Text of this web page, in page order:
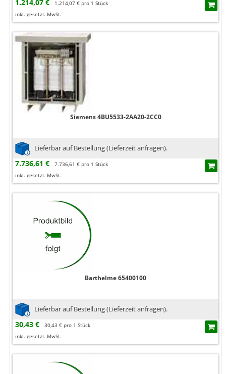
1.214,07 €
1.214,07 € pro 1 Stück
inkl. gesetzl. MwSt.
Siemens 4BU5533-2AA20-2CC0
Lieferbar auf Bestellung (Lieferzeit anfragen).
7.736,61 €
7.736,61 € pro 1 Stück
inkl. gesetzl. MwSt.
Barthelme 65400100
Lieferbar auf Bestellung (Lieferzeit anfragen).
30,43 €
30,43 € pro 1 Stück
inkl. gesetzl. MwSt.